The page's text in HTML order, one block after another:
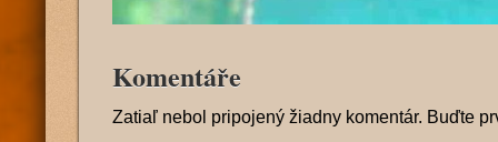
Komentáře
Zatiaľ nebol pripojený žiadny komentár. Buďte